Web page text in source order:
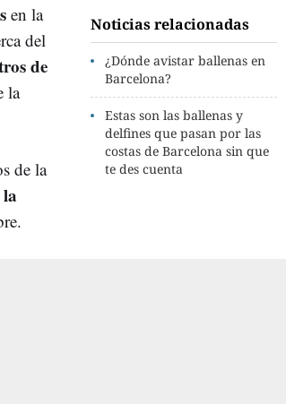
Noticias relacionadas
¿Dónde avistar ballenas en
Barcelona?
Estas son las ballenas y
delfines que pasan por las
costas de Barcelona sin que
te des cuenta
en la
del
de
la
de la